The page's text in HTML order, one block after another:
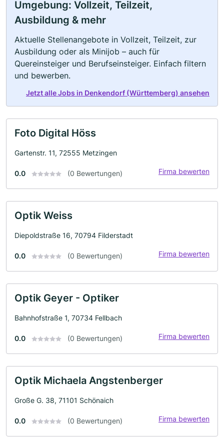
Umgebung: Vollzeit, Teilzeit,
Ausbildung & mehr
Aktuelle Stellenangebote in Vollzeit, Teilzeit, zur
Ausbildung oder als Minijob – auch für
Quereinsteiger und Berufseinsteiger. Einfach filtern
und bewerben.
Jetzt alle Jobs in Denkendorf (Württemberg) ansehen
Foto Digital Höss
Gartenstr. 11, 72555 Metzingen
0.0 (0 Bewertungen) Firma bewerten
Optik Weiss
Diepoldstraße 16, 70794 Filderstadt
0.0 (0 Bewertungen) Firma bewerten
Optik Geyer - Optiker
Bahnhofstraße 1, 70734 Fellbach
0.0 (0 Bewertungen) Firma bewerten
Optik Michaela Angstenberger
Große G. 38, 71101 Schönaich
0.0 (0 Bewertungen) Firma bewerten